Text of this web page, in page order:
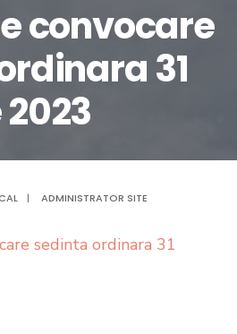
convocare
31
| ADMINISTRATOR SITE
sedinta ordinara 31